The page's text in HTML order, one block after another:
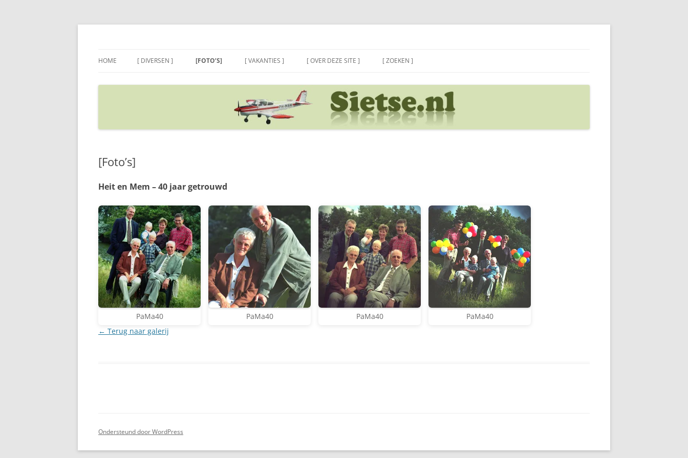
Ga
HOME [ DIVERSEN ] [FOTO’S] [ VAKANTIES ] [ OVER DEZE SITE ] [ ZOEKEN ]
[Foto’s]
Heit en Mem – 40 jaar getrouwd
PaMa40 PaMa40 PaMa40
PaMa40
← Terug naar galerij
Ondersteund door WordPress